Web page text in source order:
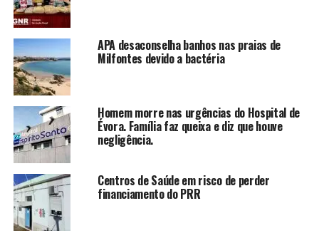
APA desaconselha banhos nas praias de
Milfontes devido a bactéria
Homem morre nas urgências do Hospital de
Évora. Família faz queixa e diz que houve
negligência.
Centros de Saúde em risco de perder
financiamento do PRR